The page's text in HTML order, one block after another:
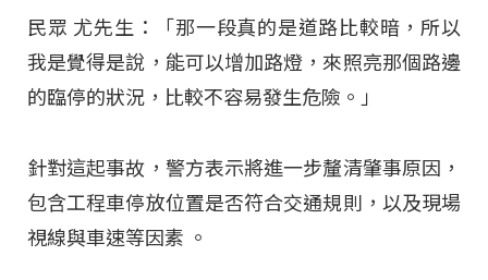
民眾 尤先生：「那一段真的是道路比較暗，所以
我是覺得是說，能可以增加路燈，來照亮那個路邊
的臨停的狀況，比較不容易發生危險。」
針對這起事故，警方表示將進一步釐清肇事原因，
包含工程車停放位置是否符合交通規則，以及現場
視線與車速等因素 。